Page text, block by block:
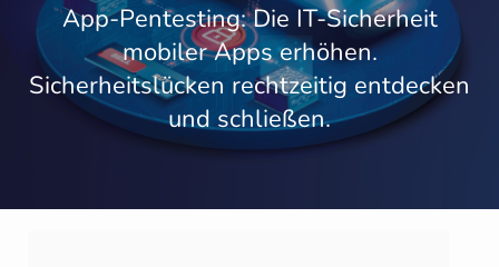
App-Pentesting: Die IT-Sicherheit
mobiler Apps erhöhen.
Sicherheitslücken rechtzeitig entdecken
und schließen.